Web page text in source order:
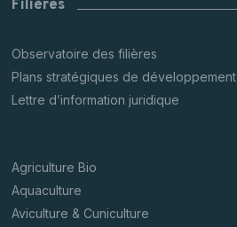
Filières
Observatoire des filières
Plans stratégiques de développement
Lettre d’information juridique
Agriculture Bio
Aquaculture
Aviculture & Cuniculture